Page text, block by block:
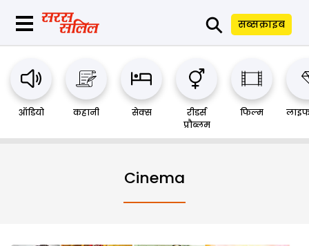
⚲ सब्सक्राइब
ऑडियो कहानी सेक्स
रीडर्स
प्रौब्लम
फिल्म
Cinema